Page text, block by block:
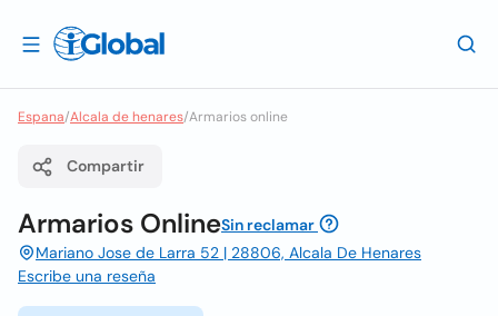
Espana/Alcala de henares/Armarios online
Compartir
Armarios OnlineSin reclamar
Mariano Jose de Larra 52 | 28806, Alcala De Henares
Escribe una reseña